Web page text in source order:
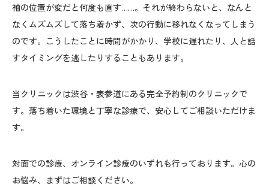
袖の位置が変だと何度も直す……。それが終わらないと、なんと
なくムズムズして落ち着かず、次の行動に移れなくなってしまう
のです。こうしたことに時間がかかり、学校に遅れたり、人と話
すタイミングを逃したりすることもあります。
当クリニックは渋谷・表参道にある完全予約制のクリニックで
す。落ち着いた環境と丁寧な診療で、安心してご相談いただけま
す。
対面での診療、オンライン診療のいずれも行っております。心の
お悩み、まずはご相談ください。